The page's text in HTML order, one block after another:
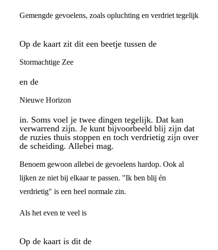
Gemengde gevoelens, zoals opluchting en verdriet tegelijk
Op de kaart zit dit een beetje tussen de
Stormachtige Zee
en de
Nieuwe Horizon
in. Soms voel je twee dingen tegelijk. Dat kan
verwarrend zijn. Je kunt bijvoorbeeld blij zijn dat
de ruzies thuis stoppen en toch verdrietig zijn over
de scheiding. Allebei mag.
Benoem gewoon allebei de gevoelens hardop. Ook al
lijken ze niet bij elkaar te passen. "Ik ben blij én
verdrietig" is een heel normale zin.
Als het even te veel is
Op de kaart is dit de